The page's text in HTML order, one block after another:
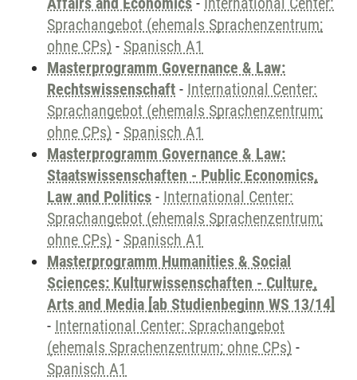
Sprachangebot (ehemals Sprachenzentrum;
ohne CPs) - Spanisch A1
Masterprogramm Governance & Law:
Rechtswissenschaft - International Center:
Sprachangebot (ehemals Sprachenzentrum;
ohne CPs) - Spanisch A1
Masterprogramm Governance & Law:
Staatswissenschaften - Public Economics,
Law and Politics - International Center:
Sprachangebot (ehemals Sprachenzentrum;
ohne CPs) - Spanisch A1
Masterprogramm Humanities & Social
Sciences: Kulturwissenschaften - Culture,
Arts and Media [ab Studienbeginn WS 13/14]
- International Center: Sprachangebot
(ehemals Sprachenzentrum; ohne CPs) -
Spanisch A1